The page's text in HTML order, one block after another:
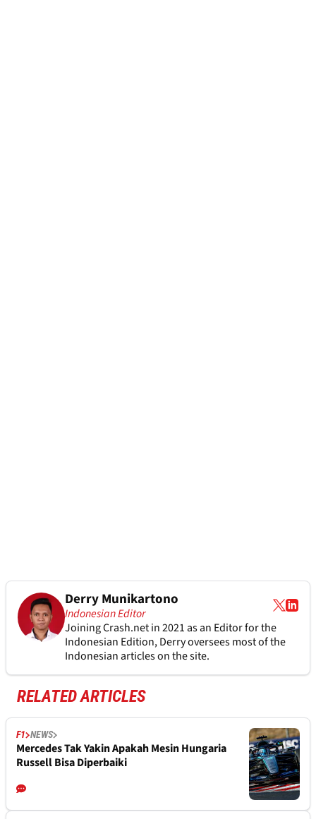
Derry Munikartono
Indonesian Editor
Joining Crash.net in 2021 as an Editor for the
Indonesian Edition, Derry oversees most of the
Indonesian articles on the site.
RELATED ARTICLES
F1 NEWS
Mercedes Tak Yakin Apakah Mesin Hungaria
Russell Bisa Diperbaiki